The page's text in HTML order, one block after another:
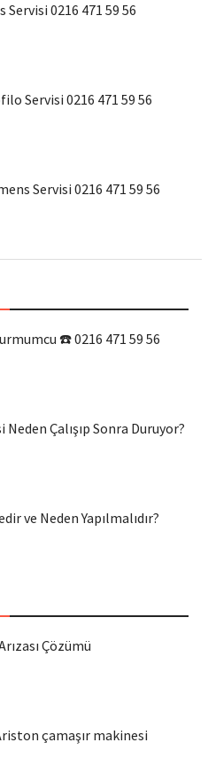
Servisi 0216 471 59 56
Servisi 0216 471 59 56
Servisi 0216 471 59 56
☎️ 0216 471 59 56
Neden Çalışıp Sonra Duruyor?
ve Neden Yapılmalıdır?
Çözümü
çamaşır makinesi